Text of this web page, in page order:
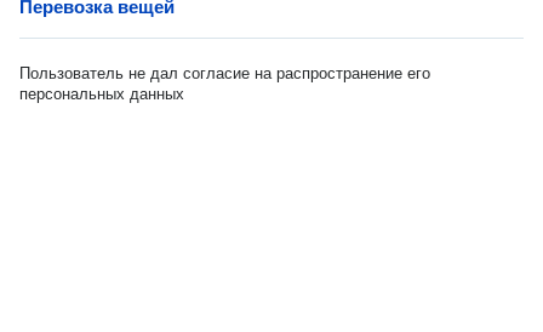
Перевозка вещей
Пользователь не дал согласие на распространение его
персональных данных